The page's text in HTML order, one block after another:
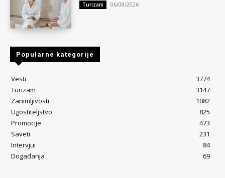
Turizam 06/08/2026
Popularne kategorije
Vesti
3774
Turizam
3147
Zanimljivosti
1082
Ugostiteljstvo
825
Promocije
473
Saveti
231
Intervjui
84
Događanja
69